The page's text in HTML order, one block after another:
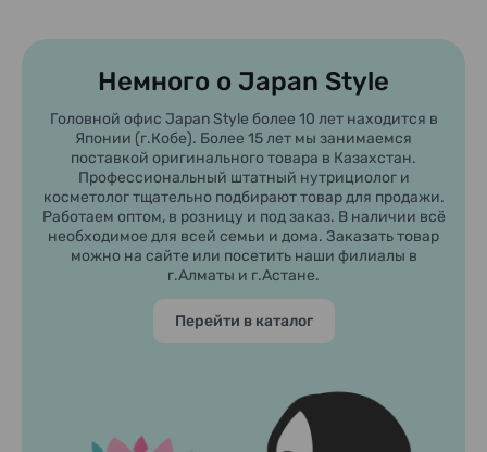
Немного о Japan Style
Головной офис Japan Style более 10 лет находится в
Японии (г.Кобе). Более 15 лет мы занимаемся
поставкой оригинального товара в Казахстан.
Профессиональный штатный нутрициолог и
косметолог тщательно подбирают товар для продажи.
Работаем оптом, в розницу и под заказ. В наличии всё
необходимое для всей семьи и дома. Заказать товар
можно на сайте или посетить наши филиалы в
г.Алматы и г.Астане.
Перейти в каталог